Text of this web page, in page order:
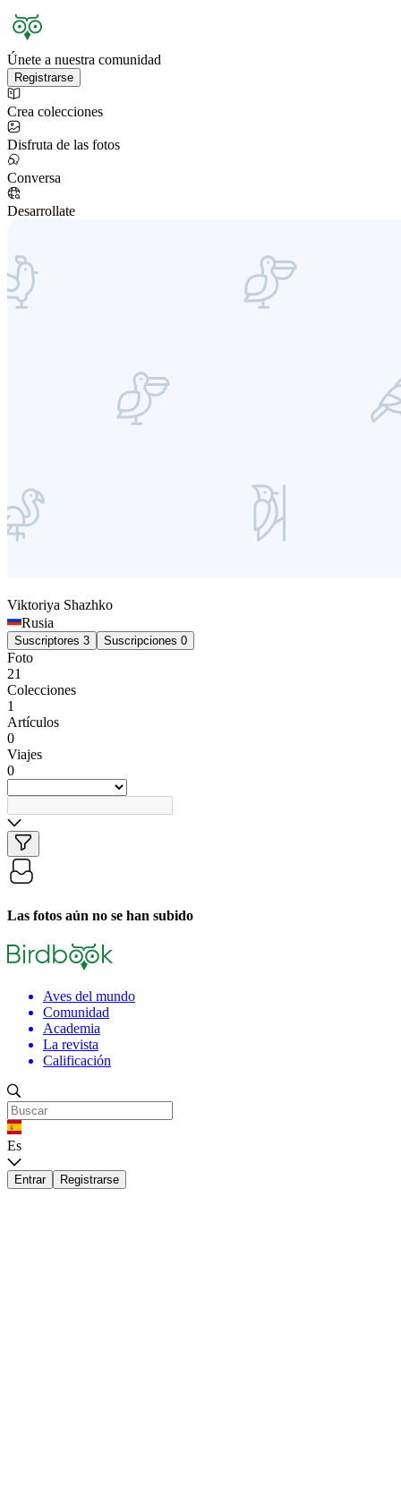
Únete a nuestra comunidad
Registrarse
Crea colecciones
Disfruta de las fotos
Conversa
Desarrollate
Viktoriya Shazhko
Rusia
Suscriptores 3 Suscripciones 0
Foto
21
Colecciones
1
Artículos
0
Viajes
0
Las fotos aún no se han subido
Aves del mundo
Comunidad
Academia
La revista
Calificación
Es
Entrar Registrarse